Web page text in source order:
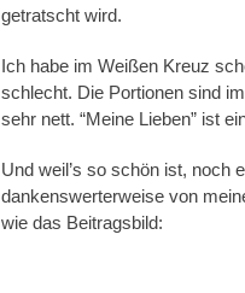
getratscht wird.
Ich habe im Weißen Kreuz
schlecht. Die Portionen sind
sehr nett. “Meine Lieben” ist
Und weil’s so schön ist, noch
dankenswerterweise von
wie das Beitragsbild: